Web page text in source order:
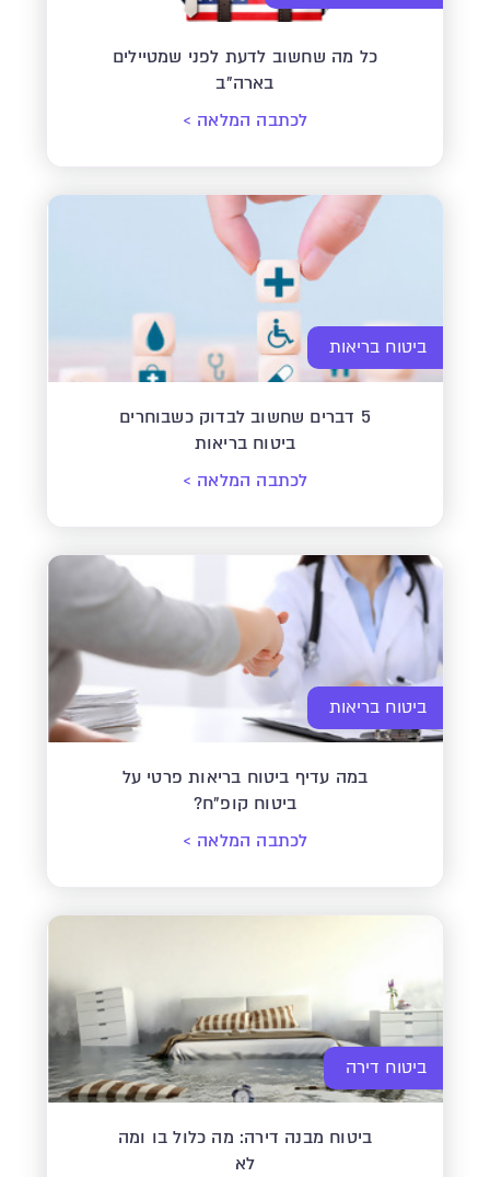
כל מה שחשוב לדעת לפני שמטיילים
בארה"ב
לכתבה המלאה >
ביטוח בריאות
5 דברים שחשוב לבדוק כשבוחרים
ביטוח בריאות
לכתבה המלאה >
ביטוח בריאות
במה עדיף ביטוח בריאות פרטי על
ביטוח קופ"ח?
לכתבה המלאה >
ביטוח דירה
ביטוח מבנה דירה: מה כלול בו ומה
לא